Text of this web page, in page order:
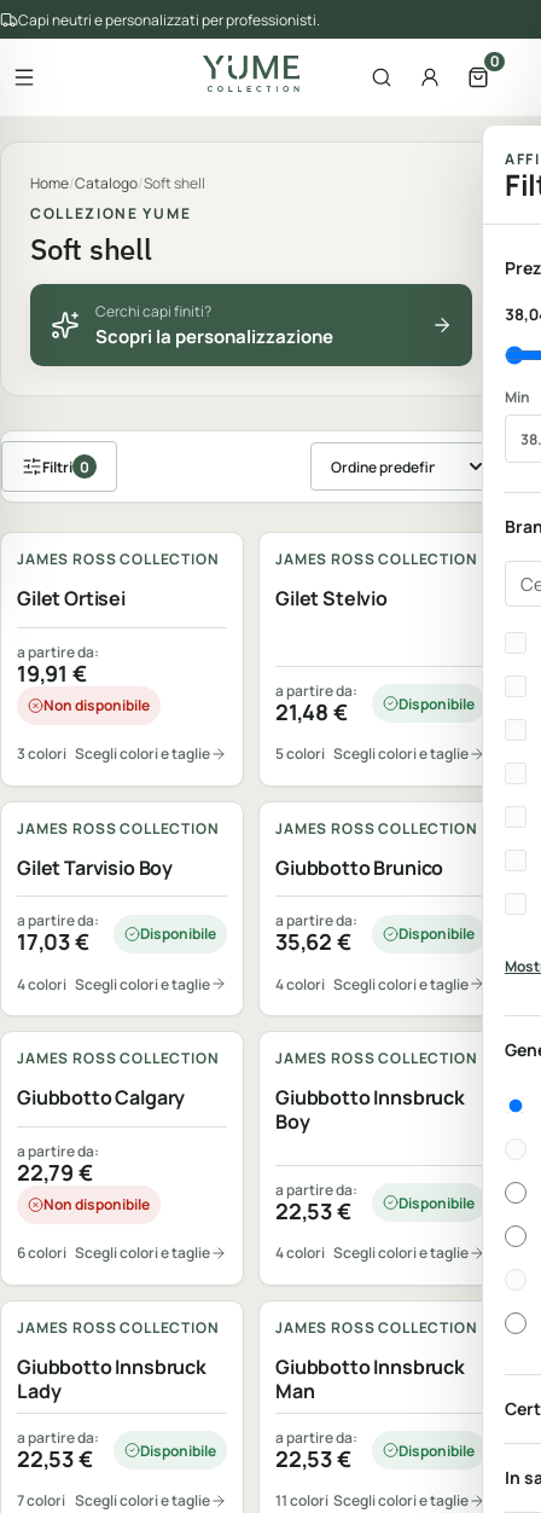
Capi neutri e personalizzati per professionisti.
Apri il menu
del catalogo
Apri la ricerca
AccountApri il
0
Home/Catalogo/Soft shell
COLLEZIONE YUME
Soft shell
Cerchi capi finiti?
Scopri la personalizzazione
Min
In
Filtri 0 Ordina prodotti
Personalizzabile
JAMES ROSS COLLECTION
Gilet Ortisei
a partire da:
19,91 €
Non disponibile
3 colori Scegli colori e taglie
Personalizzabile
JAMES ROSS COLLECTION
Gilet Stelvio
a partire da:
21,48 € Disponibile
5 colori Scegli colori e taglie
JAMES ROSS COLLECTION
Gilet Tarvisio Boy
a partire da:
17,03€ Disponibile
4 colori Scegli colori e taglie
JAMES ROSS COLLECTION
Giubbotto Brunico
a partire da:
35,62 € Disponibile
4 colori Scegli colori e taglie
JAMES ROSS COLLECTION
Giubbotto Calgary
a partire da:
22,79 €
Non disponibile
6 colori Scegli colori e taglie
JAMES ROSS COLLECTION
Giubbotto Innsbruck
Boy
a partire da:
22,53€ Disponibile
4 colori Scegli colori e taglie
JAMES ROSS COLLECTION
Giubbotto Innsbruck
Lady
a partire da:
22,53€ Disponibile
7 colori Scegli colori e taglie
JAMES ROSS COLLECTION
Giubbotto Innsbruck
Man
a partire da:
22,53€ Disponibile
11 colori Scegli colori e taglie